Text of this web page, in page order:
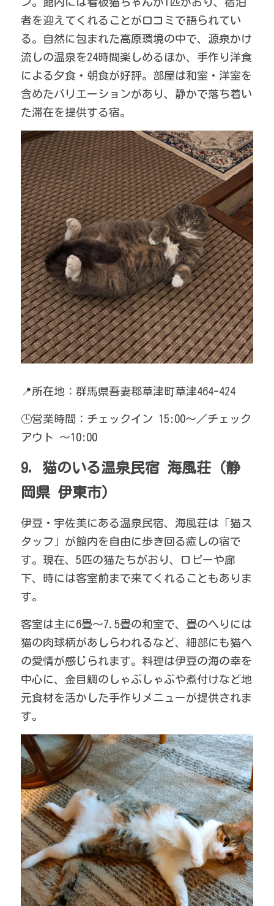
者を迎えてくれることが口コミで語られてい
る。自然に包まれた高原環境の中で、源泉かけ
流しの温泉を24時間楽しめるほか、手作り洋食
による夕食・朝食が好評。部屋は和室・洋室を
含めたバリエーションがあり、静かで落ち着い
た滞在を提供する宿。
📍所在地：群馬県吾妻郡草津町草津464-424
🕒営業時間：チェックイン 15:00～／チェック
アウト ～10:00
9. 猫のいる温泉民宿 海風荘（静
岡県 伊東市）
伊豆・宇佐美にある温泉民宿、海風荘は「猫ス
タッフ」が館内を自由に歩き回る癒しの宿で
す。現在、5匹の猫たちがおり、ロビーや廊
下、時には客室前まで来てくれることもありま
す。
客室は主に6畳〜7.5畳の和室で、畳のへりには
猫の肉球柄があしらわれるなど、細部にも猫へ
の愛情が感じられます。料理は伊豆の海の幸を
中心に、金目鯛のしゃぶしゃぶや煮付けなど地
元食材を活かした手作りメニューが提供されま
す。